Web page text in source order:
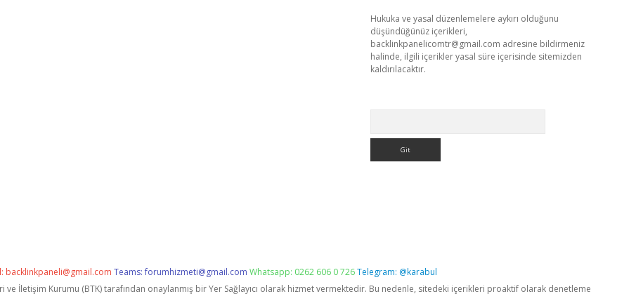
Hukuka ve yasal düzenlemelere aykırı olduğunu
düşündüğünüz içerikleri,
backlinkpanelicomtr@gmail.com adresine bildirmeniz
halinde, ilgili içerikler yasal süre içerisinde sitemizden
kaldırılacaktır.
backlinkpaneli@gmail.com Teams:forumhizmeti@gmail.com Whatsapp: 0262 606 0 726Telegram: @karabul
ve İletişim Kurumu (BTK) tarafından onaylanmış bir Yer Sağlayıcı olarak hizmet vermektedir. Bu nedenle, sitedeki içerikleri proaktif olarak denetleme